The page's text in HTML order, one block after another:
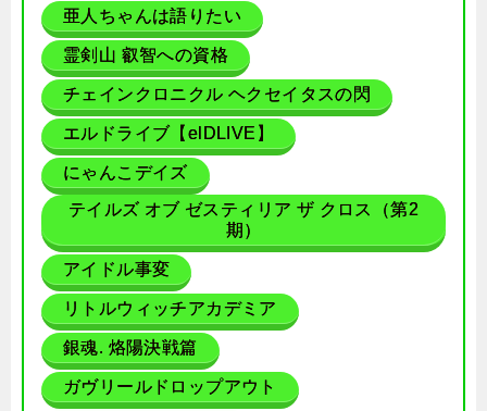
亜人ちゃんは語りたい
霊剣山 叡智への資格
チェインクロニクル ヘクセイタスの閃
エルドライブ【elDLIVE】
にゃんこデイズ
テイルズ オブ ゼスティリア ザ クロス（第2
期）
アイドル事変
リトルウィッチアカデミア
銀魂. 烙陽決戦篇
ガヴリールドロップアウト